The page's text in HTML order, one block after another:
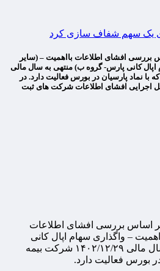
یک سهم شفاف سازی کرد
بررسی افشای اطلاعات بااهمیت – (سایر
اپال کانی پارس- گروه ب) منتهی به سال مالی
که با نماد پارسیان در بورس فعالیت دارد. در
۱۳ دستورالعمل اجرایی افشای اطلاعات شرکت های ثبت
اساس بررسی افشای اطلاعات
– واگذاری سهام اپال کانی
پارس- گروه ب) منتهی به سال مالی ۱۴۰۲/۱۲/۲۹ شرکت بیمه
بورس فعالیت دارد.